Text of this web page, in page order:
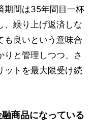
期間は35年間目一杯
、繰り上げ返済しな
も良いという意味合
りと管理しつつ、さ
ットを最大限受け続
商品になっている